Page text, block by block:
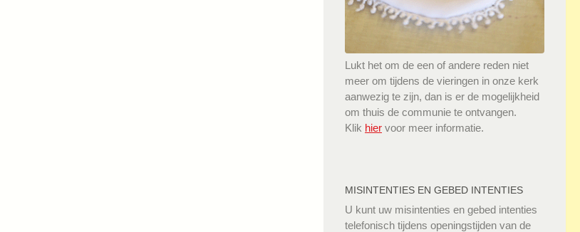
Lukt het om de een of andere reden niet
meer om tijdens de vieringen in onze kerk
aanwezig te zijn, dan is er de mogelijkheid
om thuis de communie te ontvangen.
Klik hier voor meer informatie.
MISINTENTIES EN GEBED INTENTIES
U kunt uw misintenties en gebed intenties
telefonisch tijdens openingstijden van de